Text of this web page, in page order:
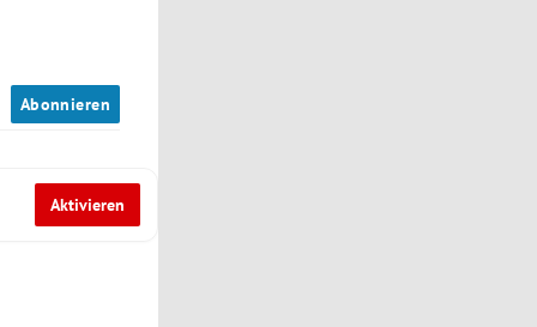
Abonnieren
Aktivieren